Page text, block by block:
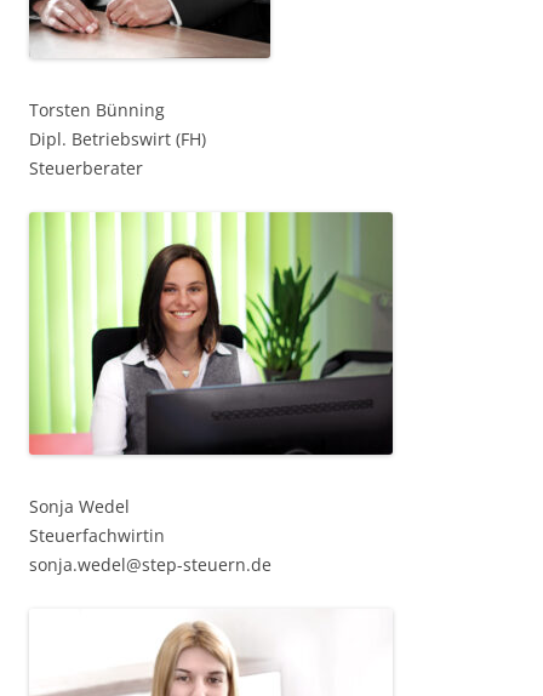
Torsten Bünning
Dipl. Betriebswirt (FH)
Steuerberater
Sonja Wedel
Steuerfachwirtin
sonja.wedel@step-steuern.de